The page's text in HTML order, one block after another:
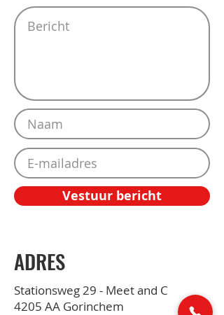
ADRES
Vestuur bericht
Stationsweg 29 - Meet and C
4205 AA Gorinchem